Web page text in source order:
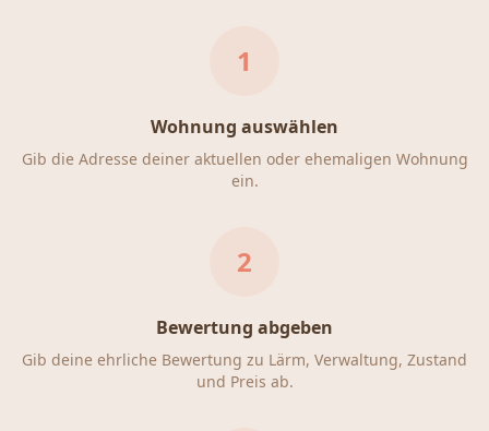
1
Wohnung auswählen
Gib die Adresse deiner aktuellen oder ehemaligen Wohnung
ein.
2
Bewertung abgeben
Gib deine ehrliche Bewertung zu Lärm, Verwaltung, Zustand
und Preis ab.